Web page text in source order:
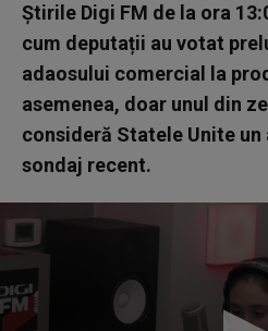
Știrile Digi FM de la ora
cum deputații au votat
adaosului comercial la
asemenea, doar unul din
consideră Statele Unite
sondaj recent.